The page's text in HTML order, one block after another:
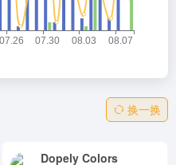
换一换
Dopely Colors